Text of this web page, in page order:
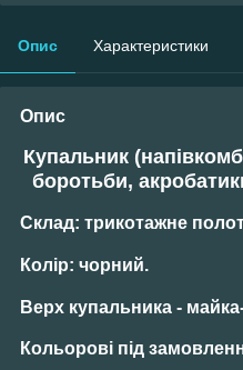
Опис Характеристики
Опис
Купальник
боротьби,
Склад: трикотажне
Колір: чорний.
Верх купальника -
Кольорові під